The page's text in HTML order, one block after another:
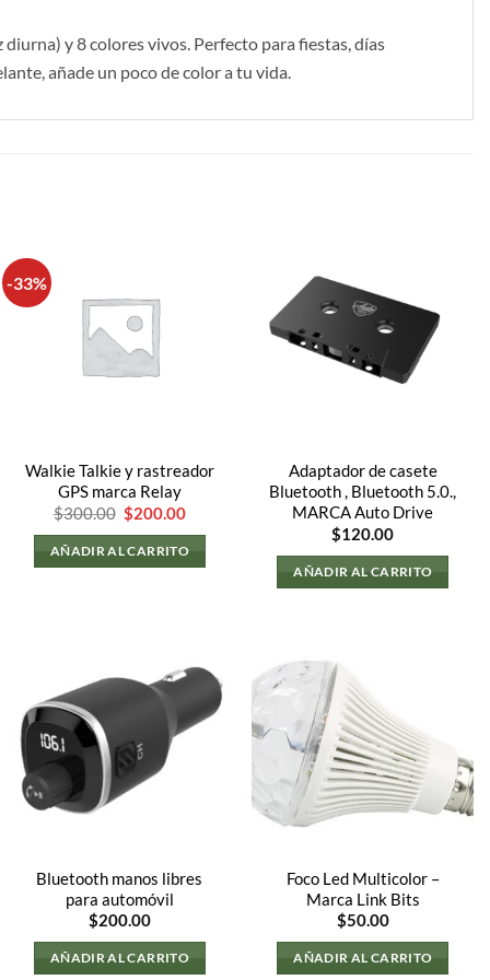
y 8 colores vivos. Perfecto para fiestas, días
añade un poco de color a tu vida.
-33%
Walkie Talkie y rastreador
GPS marca Relay
$300.00 El
precio
original
era:
$300.00.
$200.00El
actual
es:
$200.00.
AÑADIR AL CARRITO
Adaptador de casete
Bluetooth , Bluetooth 5.0.,
MARCA Auto Drive
$120.00
AÑADIR AL CARRITO
Bluetooth manos libres
para automóvil
$200.00
AÑADIR AL CARRITO
Foco Led Multicolor –
Marca Link Bits
$50.00
AÑADIR AL CARRITO